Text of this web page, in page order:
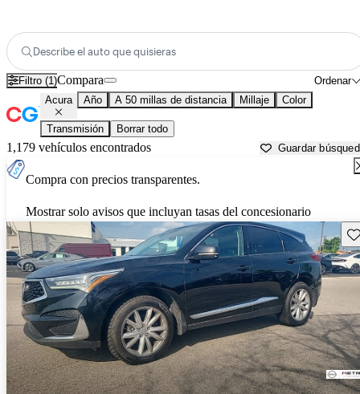
Describe el auto que quisieras
Filtro (1) Ordenar
Compara
Acura Año A 50 millas de distancia Millaje Color
Transmisión Borrar todo
1,179 vehículos encontrados Guardar
Compra con precios transparentes.
Mostrar solo avisos que incluyan tasas del concesionario